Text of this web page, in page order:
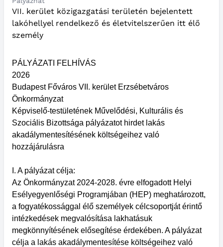
VII. kerület közigazgatási területén bejelentett
lakóhellyel rendelkező és életvitelszerűen itt élő
személy
PÁLYÁZATI FELHÍVÁS
2026
Budapest Főváros VII. kerület Erzsébetváros
Önkormányzat
Képviselő-testületének Művelődési, Kulturális és
Szociális Bizottsága pályázatot hirdet lakás
akadálymentesítésének költségeihez való
hozzájárulásra
I. A pályázat célja:
Az Önkormányzat 2024-2028. évre elfogadott Helyi
Esélyegyenlőségi Programjában (HEP) meghatározott,
a fogyatékossággal élő személyek célcsoportját érintő
intézkedések megvalósítása lakhatásuk
megkönnyítésének elősegítése érdekében. A pályázat
célja a lakás akadálymentesítése költségeihez való